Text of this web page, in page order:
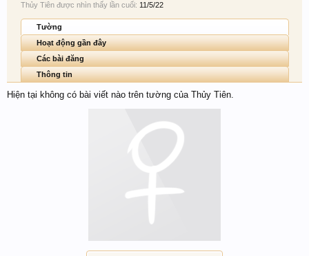
Thủy Tiên được nhìn thấy lần cuối: 11/5/22
Tường
Hoạt động gần đây
Các bài đăng
Thông tin
Hiện tại không có bài viết nào trên tường của Thủy Tiên.